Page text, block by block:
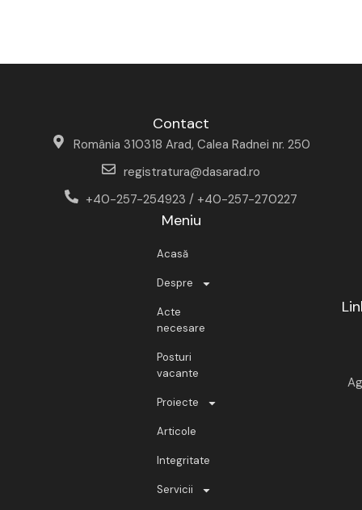
Contact
România 310318 Arad, Calea Radnei nr. 250
registratura@dasarad.ro
+40-257-254923 / +40-257-270227
Meniu
Acasă
Despre
Acte
necesare
Posturi
vacante
Proiecte
Articole
Integritate
Servicii